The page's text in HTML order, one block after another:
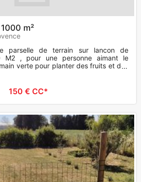
m²
parselle de terrain sur lancon de
M2 , pour une personne aimant le
verte pour planter des fruits et des
150 € CC*